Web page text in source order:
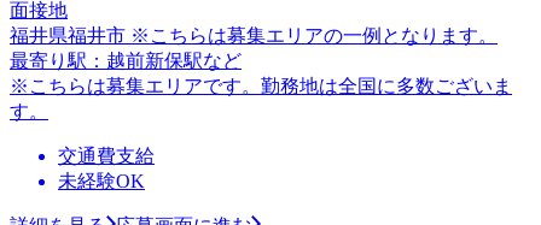
面接地
福井県福井市 ※こちらは募集エリアの一例となります。
最寄り駅：越前新保駅など
※こちらは募集エリアです。勤務地は全国に多数ございま
す。
交通費支給
未経験OK